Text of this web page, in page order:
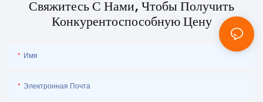
Свяжитесь С Нами, Чтобы Получить
Конкурентоспособную Цену
Имя
Электронная Почта